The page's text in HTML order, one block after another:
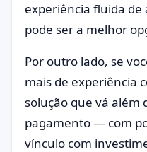
experiência fluida de
pode ser a melhor
Por outro lado, se
mais de experiência
solução que vá além
pagamento — com
vínculo com